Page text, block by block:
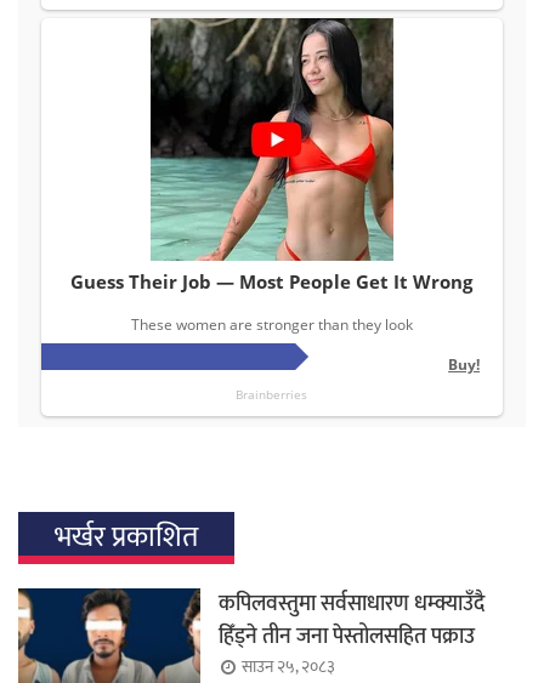
भर्खर प्रकाशित
कपिलवस्तुमा सर्वसाधारण धम्क्याउँदै
हिँड्ने तीन जना पेस्तोलसहित पक्राउ
साउन २५, २०८३